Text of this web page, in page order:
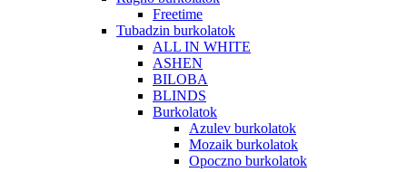
Freetime
Tubadzin burkolatok
ALL IN WHITE
ASHEN
BILOBA
BLINDS
Burkolatok
Azulev burkolatok
Mozaik burkolatok
Opoczno burkolatok